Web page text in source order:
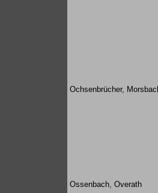
Ochsenbrücher,
Ossenbach, Overath